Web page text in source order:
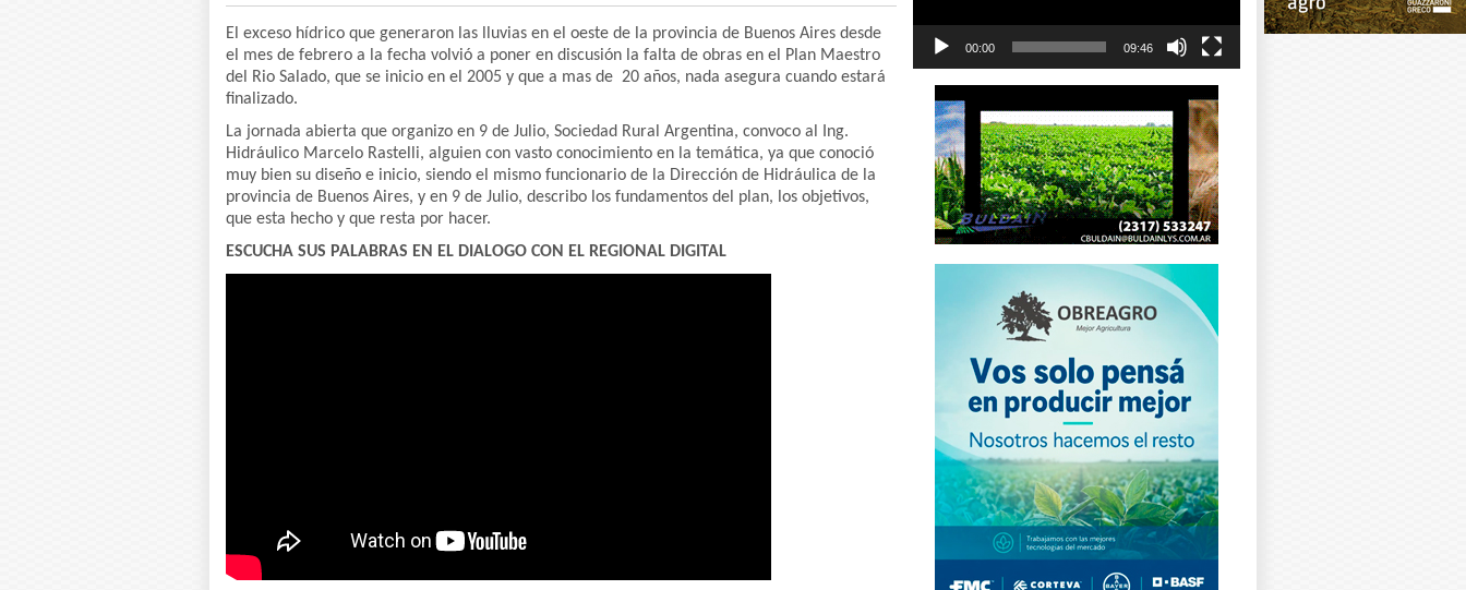
El exceso hídrico que generaron las lluvias en el oeste de la provincia de Buenos Aires desde
el mes de febrero a la fecha volvió a poner en discusión la falta de obras en el Plan Maestro
del Rio Salado, que se inicio en el 2005 y que a mas de 20 años, nada asegura cuando estará
finalizado.
La jornada abierta que organizo en 9 de Julio, Sociedad Rural Argentina, convoco al Ing.
Hidráulico Marcelo Rastelli, alguien con vasto conocimiento en la temática, ya que conoció
muy bien su diseño e inicio, siendo el mismo funcionario de la Dirección de Hidráulica de la
provincia de Buenos Aires, y en 9 de Julio, describo los fundamentos del plan, los objetivos,
que esta hecho y que resta por hacer.
ESCUCHA SUS PALABRAS EN EL DIALOGO CON EL REGIONAL DIGITAL
00:00 09:46